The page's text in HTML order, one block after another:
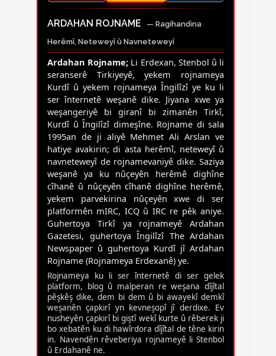
ARDAHAN ROJNAME
— Ragihandina
Herêmî, Neteweyî û Navneteweyî
Ardahan Rojname; Li Erdexan, Stenbol û li
seranserê Tirkiyeyê, yekem rojnameya
Kurdî û yekem rojnameya Îngilîzî ye ku li
ser înternetê weşanê dike. Jiyana xwe ya
weşangeriyê bi giranî bi zimanên Tirkî,
Kurdî û Îngilîzî dimeşîne. Rojname di sala
1995an de ji aliyê Mehmet Ali Arslan ve
hatiye avakirin; di asta herêmî, neteweyî û
navneteweyî de rojnamevaniyê dike. Saziya
weşanê ya ku nûçeyên herêmê dighîne
cîhanê û nûçeyên cîhanê dighîne herêmê,
yekem parvekirina nûçeyên xwe di ser
platformên mIRC, ICQ û IRC re pêk aniye.
Guhertoya Tirkî ya rojnameyê Ardahan
Gazetesi, guhertoya Îngilîzî The Ardahan
Newspaper û guhertoya Kurdî jî Ardahan
Rojname (Rojnameya Erdexanê) ye.
Rojnameya ku li ser înternetê di ser gelek
platform, blog û malperan re weşana dîjîtal
pêşkêş dike, dem bi dem û bi awayekî demkî
weşanên çapkirî yn kevneşopî jî derdixe. Ev
nusheyên çapkirî bi giştî wekî kurte û rêberek ji
bo xebatên ku di hawîrdora dîjîtal de têne kirin
in. Navendên rêveberiya rojnameyê li Stenbol
û Erdahanê ne.